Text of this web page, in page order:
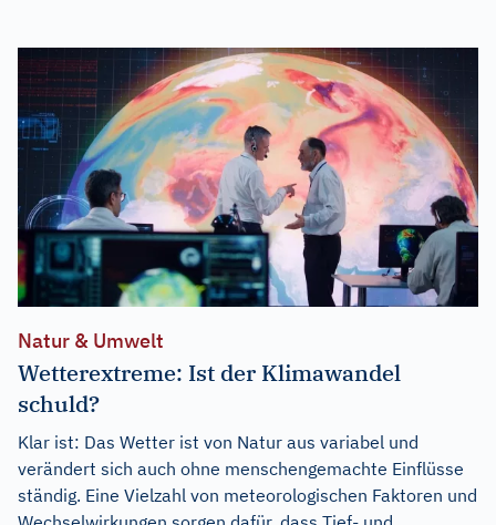
Natur & Umwelt
Wetterextreme: Ist der Klimawandel
schuld?
Klar ist: Das Wetter ist von Natur aus variabel und
verändert sich auch ohne menschengemachte Einflüsse
ständig. Eine Vielzahl von meteorologischen Faktoren und